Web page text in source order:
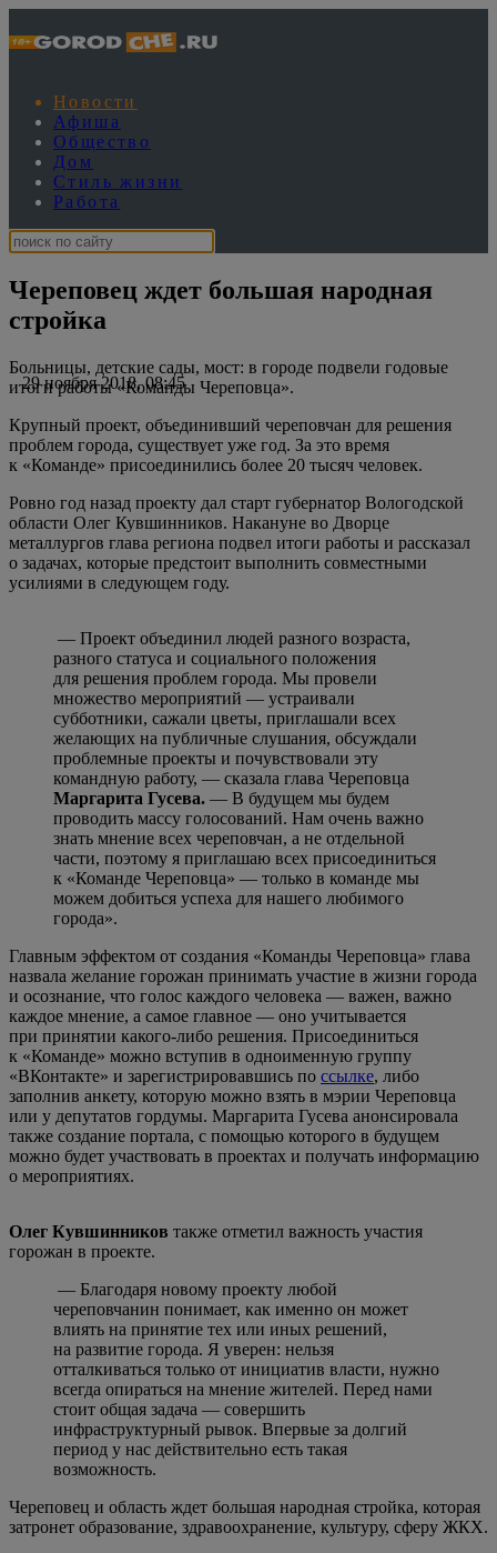
Новости
Афиша
Общество
Дом
Стиль жизни
Работа
Череповец ждет большая народная
стройка
29 ноября 2018, 08:45
Больницы, детские сады, мост: в городе подвели годовые
итоги работы «Команды Череповца».
Крупный проект, объединивший череповчан для решения
проблем города, существует уже год. За это время
к «Команде» присоединились более 20 тысяч человек.
Ровно год назад проекту дал старт губернатор Вологодской
области Олег Кувшинников. Накануне во Дворце
металлургов глава региона подвел итоги работы и рассказал
о задачах, которые предстоит выполнить совместными
усилиями в следующем году.
— Проект объединил людей разного возраста,
разного статуса и социального положения
для решения проблем города. Мы провели
множество мероприятий — устраивали
субботники, сажали цветы, приглашали всех
желающих на публичные слушания, обсуждали
проблемные проекты и почувствовали эту
командную работу, — сказала глава Череповца
Маргарита Гусева. — В будущем мы будем
проводить массу голосований. Нам очень важно
знать мнение всех череповчан, а не отдельной
части, поэтому я приглашаю всех присоединиться
к «Команде Череповца» — только в команде мы
можем добиться успеха для нашего любимого
города».
Главным эффектом от создания «Команды Череповца» глава
назвала желание горожан принимать участие в жизни города
и осознание, что голос каждого человека — важен, важно
каждое мнение, а самое главное — оно учитывается
при принятии какого-либо решения. Присоединиться
к «Команде» можно вступив в одноименную группу
«ВКонтакте» и зарегистрировавшись по ссылке, либо
заполнив анкету, которую можно взять в мэрии Череповца
или у депутатов гордумы. Маргарита Гусева анонсировала
также создание портала, с помощью которого в будущем
можно будет участвовать в проектах и получать информацию
о мероприятиях.
Олег Кувшинников также отметил важность участия
горожан в проекте.
— Благодаря новому проекту любой
череповчанин понимает, как именно он может
влиять на принятие тех или иных решений,
на развитие города. Я уверен: нельзя
отталкиваться только от инициатив власти, нужно
всегда опираться на мнение жителей. Перед нами
стоит общая задача — совершить
инфраструктурный рывок. Впервые за долгий
период у нас действительно есть такая
возможность.
Череповец и область ждет большая народная стройка, которая
затронет образование, здравоохранение, культуру, сферу ЖКХ.